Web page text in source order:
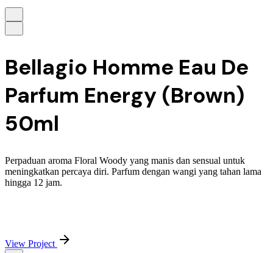
Bellagio Homme Eau De
Parfum Energy (Brown)
50ml
Perpaduan aroma Floral Woody yang manis dan sensual untuk
meningkatkan percaya diri. Parfum dengan wangi yang tahan lama
hingga 12 jam.
View Project